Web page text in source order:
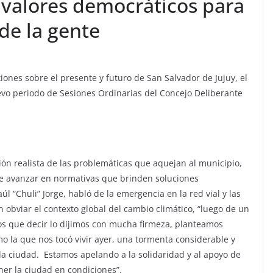
la gente
sobre el presente y futuro de San Salvador de Jujuy, el
periodo de Sesiones Ordinarias del Concejo Deliberante
realista de las problemáticas que aquejan al municipio,
en normativas que brinden soluciones
“Chuli” Jorge, habló de la emergencia en la red vial y las
el contexto global del cambio climático, “luego de un
que decir lo dijimos con mucha firmeza, planteamos
la que nos tocó vivir ayer, una tormenta considerable y
ciudad. Estamos apelando a la solidaridad y al apoyo de
la ciudad en condiciones”.